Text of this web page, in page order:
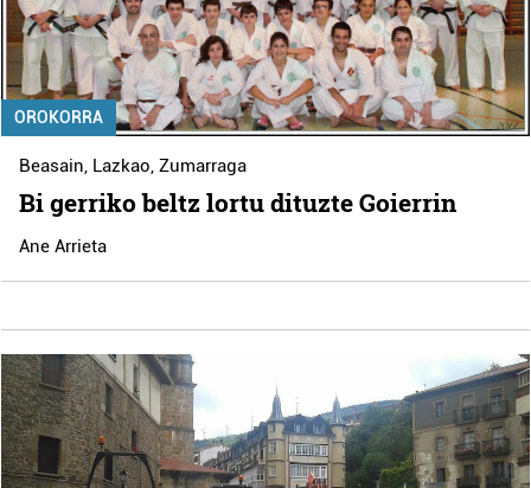
OROKORRA
Beasain, Lazkao,Zumarraga
Bi gerriko beltz lortu dituzte Goierrin
Ane Arrieta